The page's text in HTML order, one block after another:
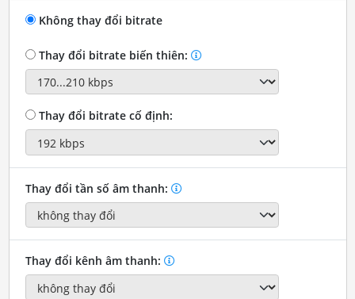
Không thay đổi bitrate
Thay đổi bitrate biến thiên:
Thay đổi bitrate cố định:
Thay đổi tần số âm thanh:
Thay đổi kênh âm thanh: